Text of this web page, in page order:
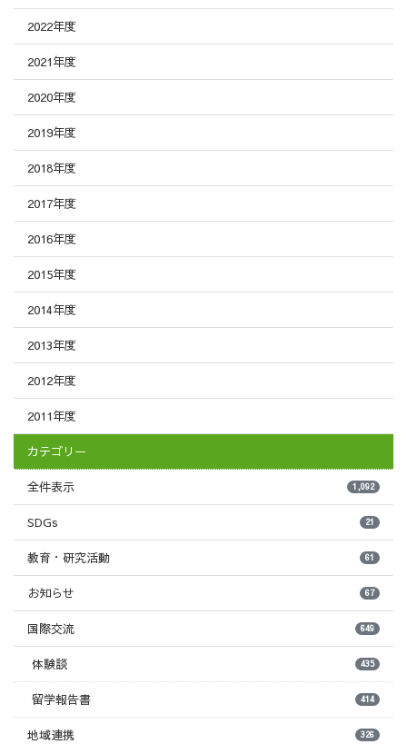
2022年度
2021年度
2020年度
2019年度
2018年度
2017年度
2016年度
2015年度
2014年度
2013年度
2012年度
2011年度
カテゴリー
全件表示 1,092
SDGs 21
教育・研究活動 61
お知らせ 67
国際交流 649
体験談 435
留学報告書 414
地域連携 326